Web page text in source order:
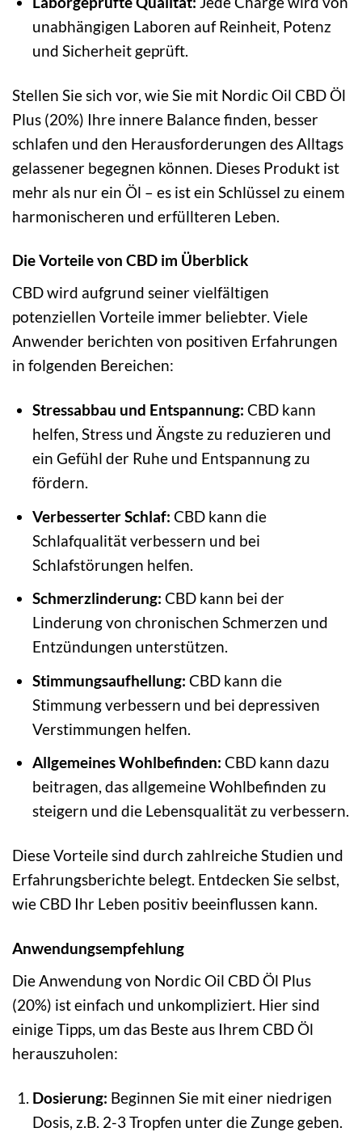
unabhängigen Laboren auf Reinheit, Potenz
und Sicherheit geprüft.
Stellen Sie sich vor, wie Sie mit Nordic Oil CBD Öl
Plus (20%) Ihre innere Balance finden, besser
schlafen und den Herausforderungen des Alltags
gelassener begegnen können. Dieses Produkt ist
mehr als nur ein Öl – es ist ein Schlüssel zu einem
harmonischeren und erfüllteren Leben.
Die Vorteile von CBD im Überblick
CBD wird aufgrund seiner vielfältigen
potenziellen Vorteile immer beliebter. Viele
Anwender berichten von positiven Erfahrungen
in folgenden Bereichen:
Stressabbau und Entspannung: CBD kann
helfen, Stress und Ängste zu reduzieren und
ein Gefühl der Ruhe und Entspannung zu
fördern.
Verbesserter Schlaf: CBD kann die
Schlafqualität verbessern und bei
Schlafstörungen helfen.
Schmerzlinderung: CBD kann bei der
Linderung von chronischen Schmerzen und
Entzündungen unterstützen.
Stimmungsaufhellung: CBD kann die
Stimmung verbessern und bei depressiven
Verstimmungen helfen.
Allgemeines Wohlbefinden: CBD kann dazu
beitragen, das allgemeine Wohlbefinden zu
steigern und die Lebensqualität zu verbessern.
Diese Vorteile sind durch zahlreiche Studien und
Erfahrungsberichte belegt. Entdecken Sie selbst,
wie CBD Ihr Leben positiv beeinflussen kann.
Anwendungsempfehlung
Die Anwendung von Nordic Oil CBD Öl Plus
(20%) ist einfach und unkompliziert. Hier sind
einige Tipps, um das Beste aus Ihrem CBD Öl
herauszuholen:
Dosierung: Beginnen Sie mit einer niedrigen
Dosis, z.B. 2-3 Tropfen unter die Zunge geben.